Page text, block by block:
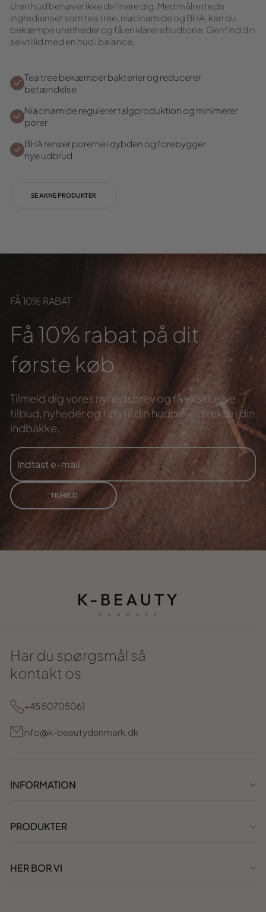
Uren hud behøver ikke definere dig. Med målrettede
ingredienser som tea tree, niacinamide og BHA, kan du
bekæmpe urenheder og få en klarere hudtone. Genfind din
selvtillid med en hud i balance.
Tea tree bekæmper bakterier og reducerer
betændelse
Niacinamide regulerer talgproduktion og minimerer
porer
BHA renser porerne i dybden og forebygger
nye udbrud
SE AKNE PRODUKTER
FÅ 10% RABAT
Få 10% rabat på dit
første køb
Tilmeld dig vores nyhedsbrev og få eksklusive
tilbud, nyheder og tips til din hudpleje direkte i din
indbakke.
INDTAST
E-
MAIL
TILMELD
TILMELD
Har du spørgsmål så
kontakt os
+45 50705061
info@k-beautydanmark.dk
INFORMATION
PRODUKTER
HER BOR VI